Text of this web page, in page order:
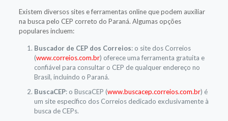
Existem diversos sites e ferramentas online que podem auxiliar
na busca pelo CEP correto do Paraná. Algumas opções
populares incluem:
Buscador de CEP dos Correios: o site dos Correios
(www.correios.com.br) oferece uma ferramenta gratuita e
confiável para consultar o CEP de qualquer endereço no
Brasil, incluindo o Paraná.
BuscaCEP: o BuscaCEP (www.buscacep.correios.com.br) é
um site específico dos Correios dedicado exclusivamente à
busca de CEPs.